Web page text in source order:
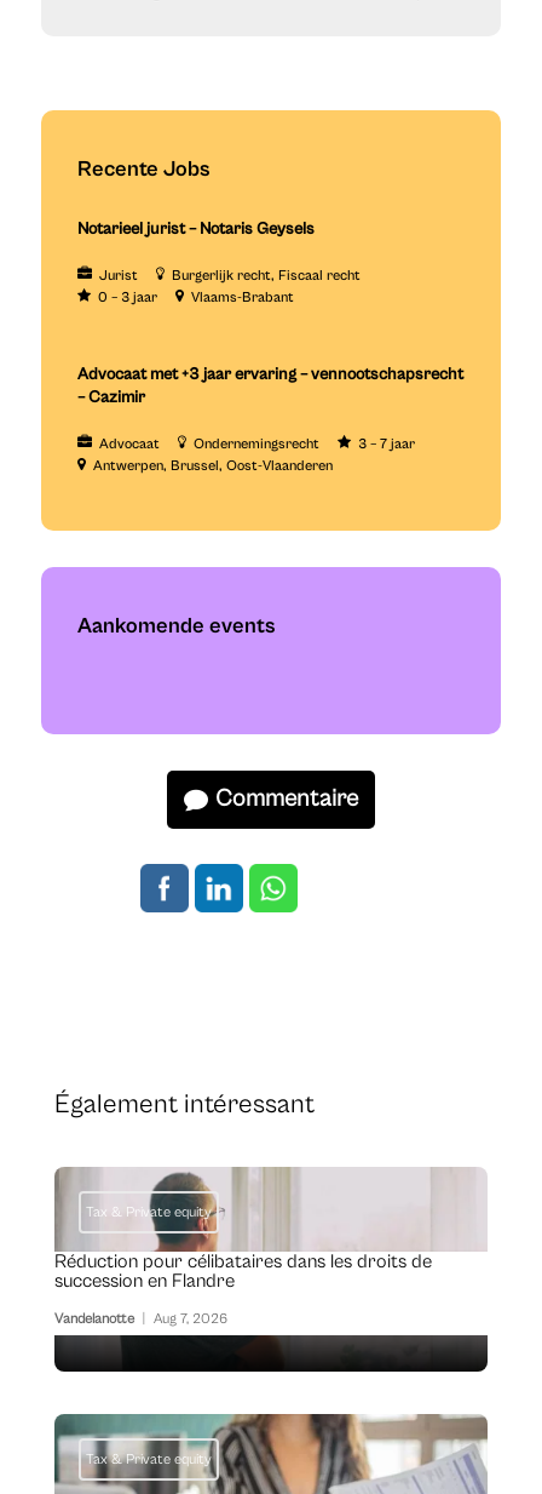
Recente Jobs
Notarieel jurist – Notaris Geysels
Jurist Burgerlijk recht Fiscaal recht
0 – 3 jaar
Vlaams-Brabant
Advocaat met +3 jaar ervaring – vennootschapsrecht
– Cazimir
Advocaat Ondernemingsrecht
3 – 7 jaar
Antwerpen Brussel Oost-Vlaanderen
Aankomende events
Commentaire
Également intéressant
Tax & Private equity
Réduction pour célibataires dans les droits de
succession en Flandre
Vandelanotte Aug 7, 2026
Tax & Private equity